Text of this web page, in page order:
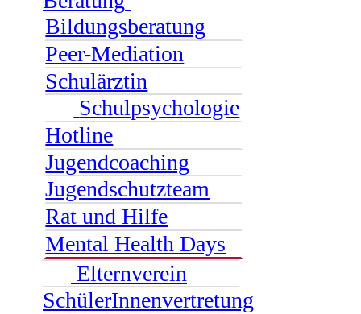
Bildungsberatung
Peer-Mediation
Schulärztin
Schulpsychologie
Hotline
Jugendcoaching
Jugendschutzteam
Rat und Hilfe
Mental Health Days
Elternverein
SchülerInnenvertretung